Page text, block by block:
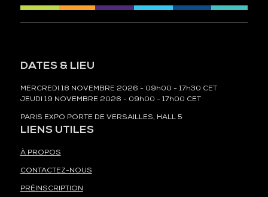
DATES & LIEU
MERCREDI 18 NOVEMBRE 2026 - 09h00 - 17h30 CET
JEUDI 19 NOVEMBRE 2026 - 09h00 - 17h00 CET
PARIS EXPO PORTE DE VERSAILLES, HALL 5
LIENS UTILES
À PROPOS
CONTACTEZ-NOUS
PRÉINSCRIPTION